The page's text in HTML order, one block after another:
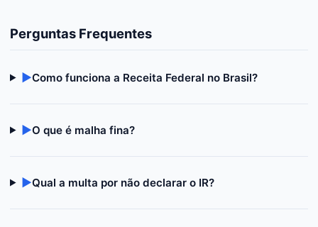
Perguntas Frequentes
▶Como funciona a Receita Federal no Brasil?
▶O que é malha fina?
▶Qual a multa por não declarar o IR?